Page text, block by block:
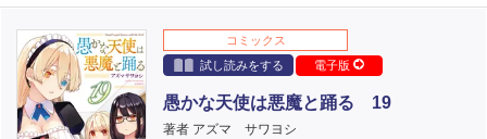
コミックス
試し読みをする
電子版
愚かな天使は悪魔と踊る 19
著者 アズマ サワヨシ